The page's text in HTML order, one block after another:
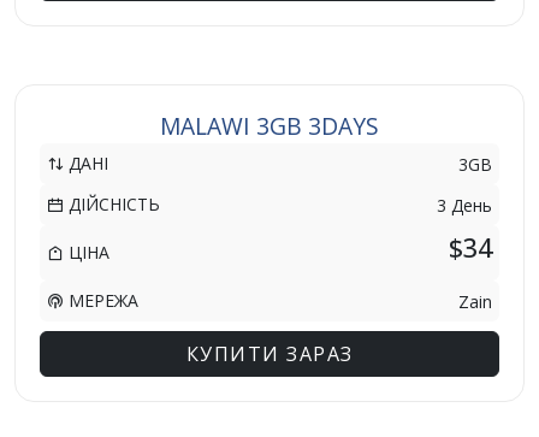
MALAWI 3GB 3DAYS
ДАНІ
3GB
ДІЙСНІСТЬ
3 День
ЦІНА $34
МЕРЕЖА Zain
КУПИТИ ЗАРАЗ